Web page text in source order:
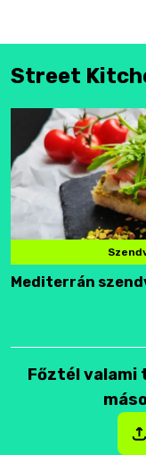
Street
Mediterrán
Főztél valami